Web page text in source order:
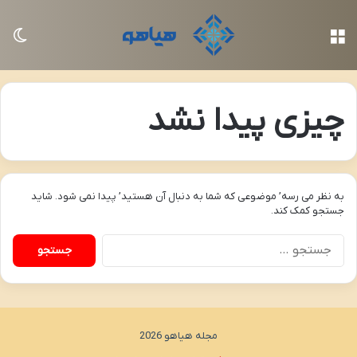
چیزی پیدا نشد
به نظر می رسه’ موضوعی که شما به دنبال آن هستید’ پیدا نمی شود. شاید
جستجو کمک کند.
جستجو
برای:
مجله هیاهو 2026